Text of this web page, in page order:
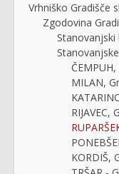
Vrhniško Gradišče
Zgodovina
Stanovanjski
MILAN,
RIJAVEC,
KORDIŠ,